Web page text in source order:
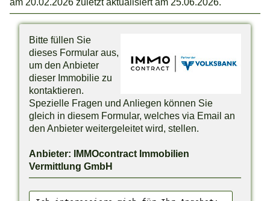
Bitte füllen Sie
dieses Formular aus,
um den Anbieter
dieser Immobilie zu
kontaktieren.
Spezielle Fragen und Anliegen können Sie
gleich in diesem Formular, welches via Email an
den Anbieter weitergeleitet wird, stellen.
Anbieter: IMMOcontract Immobilien
Vermittlung GmbH